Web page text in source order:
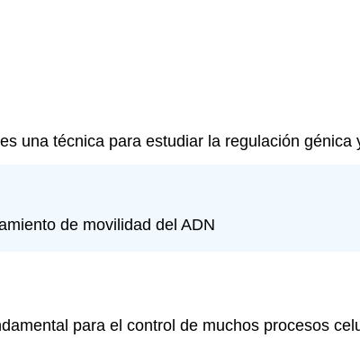
una técnica para estudiar la regulación
de movilidad del ADN
para el control de muchos procesos